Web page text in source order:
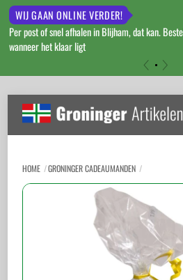
WIJ GAAN ONLINE VERDER!
Per post of snel afhalen in Blijham, dat kan.
wanneer het klaar ligt
content
HOME GRONINGER CADEAUMANDEN